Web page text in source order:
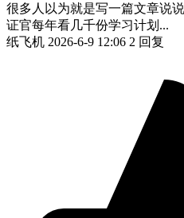
很多人以为就是写一篇文章说
证官每年看几千份学习计划...
纸飞机 2026-6-9 12:06 2 回复